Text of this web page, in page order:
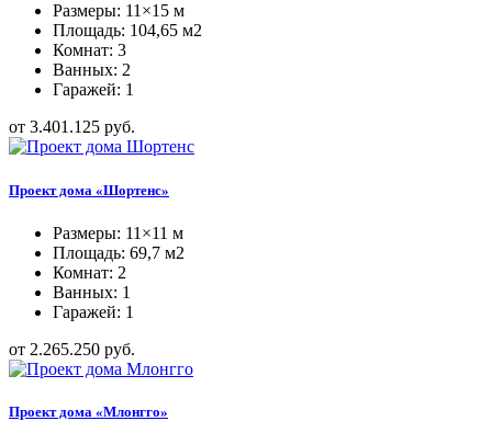
Размеры: 11×15 м
Площадь: 104,65 м2
Комнат: 3
Ванных: 2
Гаражей: 1
от 3.401.125 руб.
Проект дома «Шортенс»
Размеры: 11×11 м
Площадь: 69,7 м2
Комнат: 2
Ванных: 1
Гаражей: 1
от 2.265.250 руб.
Проект дома «Млонгго»